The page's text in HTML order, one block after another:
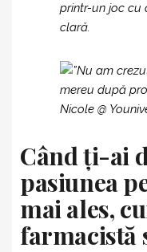
printr-un joc cu
clară.
Când ți-ai
pasiunea
mai ales,
farmacistă